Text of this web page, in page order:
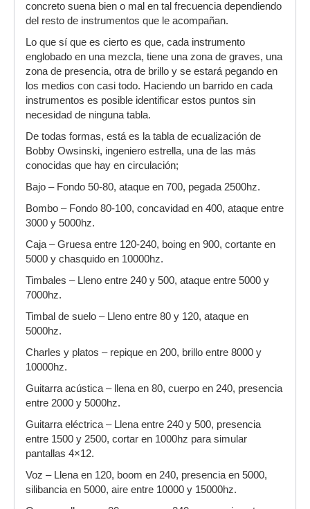
concreto suena bien o mal en tal frecuencia dependiendo
del resto de instrumentos que le acompañan.
Lo que sí que es cierto es que, cada instrumento
englobado en una mezcla, tiene una zona de graves, una
zona de presencia, otra de brillo y se estará pegando en
los medios con casi todo. Haciendo un barrido en cada
instrumentos es posible identificar estos puntos sin
necesidad de ninguna tabla.
De todas formas, está es la tabla de ecualización de
Bobby Owsinski, ingeniero estrella, una de las más
conocidas que hay en circulación;
Bajo – Fondo 50-80, ataque en 700, pegada 2500hz.
Bombo – Fondo 80-100, concavidad en 400, ataque entre
3000 y 5000hz.
Caja – Gruesa entre 120-240, boing en 900, cortante en
5000 y chasquido en 10000hz.
Timbales – Lleno entre 240 y 500, ataque entre 5000 y
7000hz.
Timbal de suelo – Lleno entre 80 y 120, ataque en
5000hz.
Charles y platos – repique en 200, brillo entre 8000 y
10000hz.
Guitarra acústica – llena en 80, cuerpo en 240, presencia
entre 2000 y 5000hz.
Guitarra eléctrica – Llena entre 240 y 500, presencia
entre 1500 y 2500, cortar en 1000hz para simular
pantallas 4×12.
Voz – Llena en 120, boom en 240, presencia en 5000,
silibancia en 5000, aire entre 10000 y 15000hz.